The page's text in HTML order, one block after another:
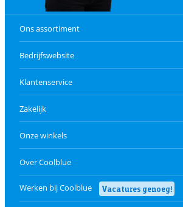
Ons assortiment
Bedrijfswebsite
Klantenservice
Zakelijk
Onze winkels
Over Coolblue
Werken bij Coolblue Vacatures genoeg!